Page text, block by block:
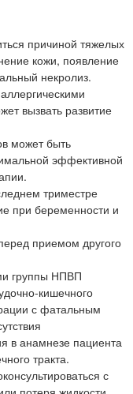
причиной тяжелых
кожи, появление
некролиз.
вызвать развитие
может быть
эффективной
триместре
при беременности и
приемом другого
группы НПВП
кишечного
с фатальным
в анамнезе пациента
тракта.
с